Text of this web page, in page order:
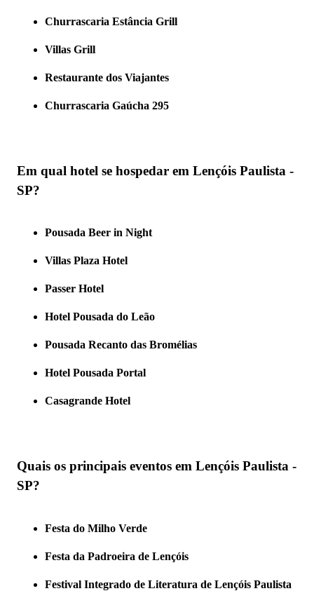
Churrascaria Estância Grill
Villas Grill
Restaurante dos Viajantes
Churrascaria Gaúcha 295
Em qual hotel se hospedar em Lençóis Paulista -
SP?
Pousada Beer in Night
Villas Plaza Hotel
Passer Hotel
Hotel Pousada do Leão
Pousada Recanto das Bromélias
Hotel Pousada Portal
Casagrande Hotel
Quais os principais eventos em Lençóis Paulista -
SP?
Festa do Milho Verde
Festa da Padroeira de Lençóis
Festival Integrado de Literatura de Lençóis Paulista